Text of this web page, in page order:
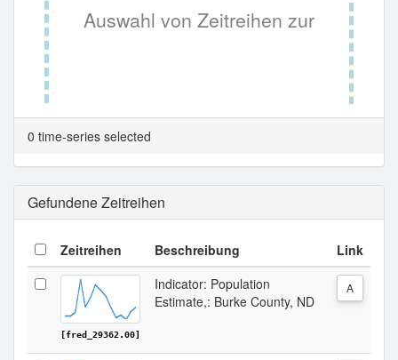
Auswahl von Zeitreihen zur
Tabellenansicht.
0 time-series selected
Gefundene Zeitreihen
Zeitreihen Beschreibung Link
[fred_29362.00]
Indicator: Population
Estimate,: Burke County, ND
A